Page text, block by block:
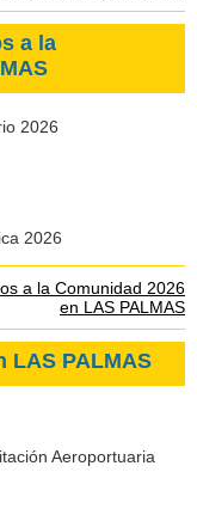
a la
2026
2026
a la Comunidad 2026
en LAS PALMAS
LAS PALMAS
Aeroportuaria